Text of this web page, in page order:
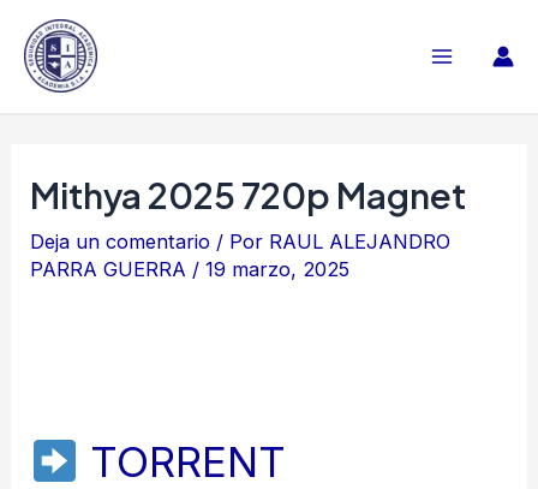
contenido
Mithya 2025 720p Magnet
Deja un comentario / Por RAUL ALEJANDRO
PARRA GUERRA /19 marzo, 2025
TORRENT